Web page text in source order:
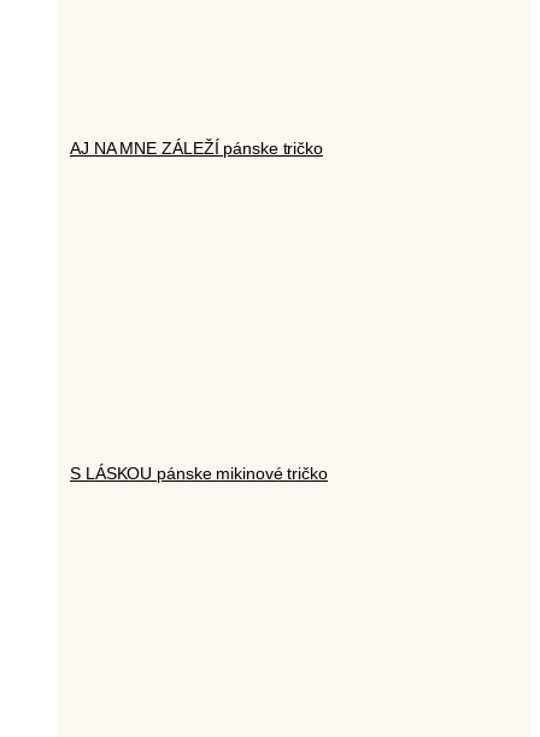
AJ NA MNE ZÁLEŽÍ pánske tričko
S LÁSKOU pánske mikinové tričko